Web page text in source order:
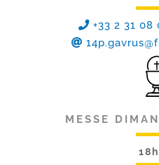
+33 2 31 08
MESSE